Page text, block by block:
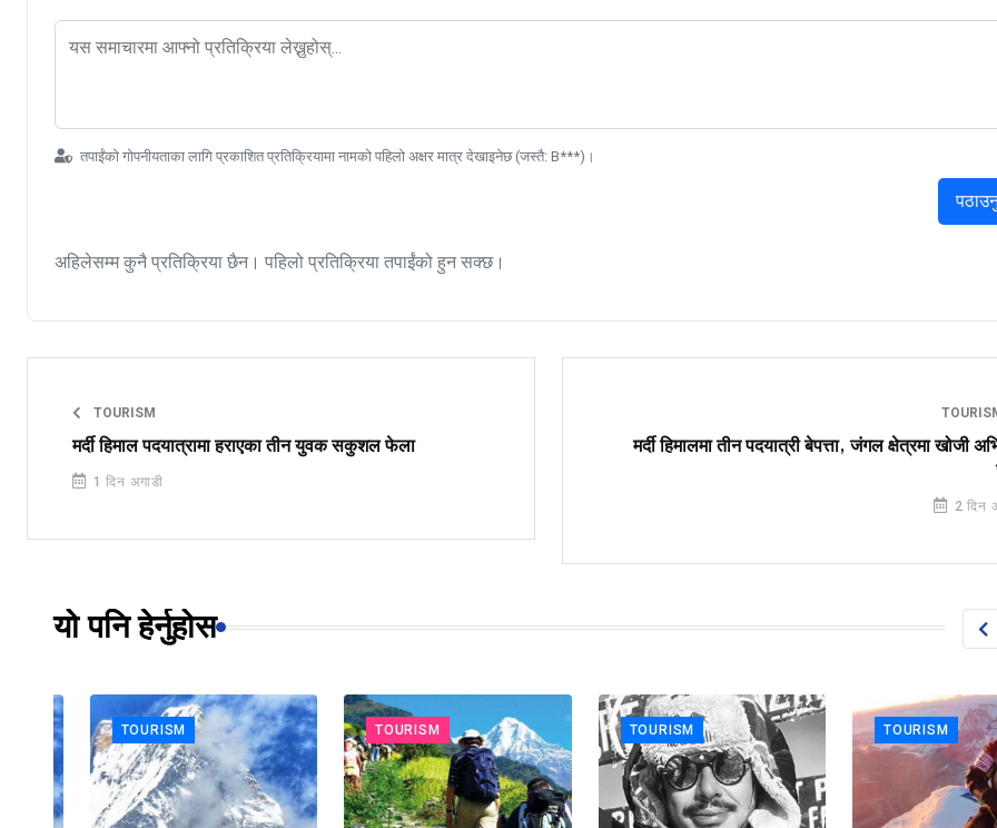
तपाईंको गोपनीयताका लागि प्रकाशित प्रतिक्रियामा नामको पहिलो अक्षर मात्र देखाइनेछ (जस्तै: B***)।
अहिलेसम्म कुनै प्रतिक्रिया छैन। पहिलो प्रतिक्रिया तपाईंको हुन सक्छ।
TOURISM
मर्दी हिमाल पदयात्रामा हराएका तीन युवक सकुशल फेला
1 दिन अगाडी
मर्दी हिमालमा तीन पदयात्री बेपत्ता, जंगल क्षेत्रमा खोजी
2 दिन
यो पनि हेर्नुहोस
TOURISM TOURISM TOURISM TOURISM